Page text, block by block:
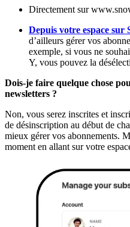
Directement sur
Depuis votre espace sur
d’ailleurs gérer vos
exemple, si vous ne
Y, vous pouvez la
Dois-je faire quelque chose
newsletters ?
Non, vous serez inscrites et
de désinscription au début de
mieux gérer vos abonnements.
moment en allant sur votre